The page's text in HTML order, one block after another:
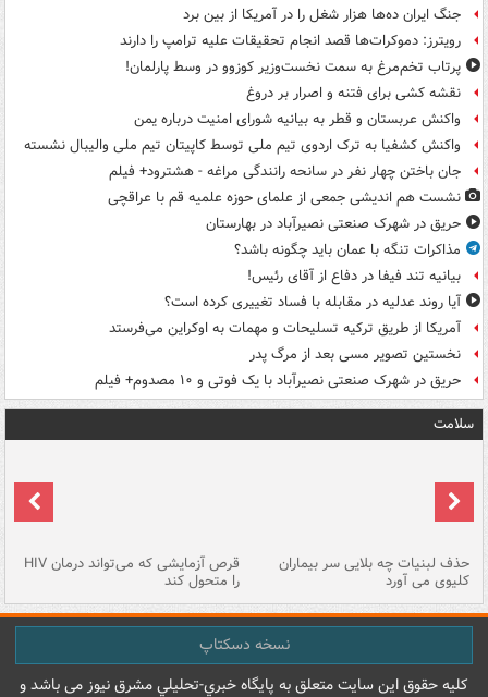
جنگ ایران ده‌ها هزار شغل را در آمریکا از بین برد
رویترز: دموکرات‌ها قصد انجام تحقیقات علیه ترامپ را دارند
پرتاب تخم‌مرغ به سمت نخست‌وزیر کوزوو در وسط پارلمان!
نقشه کشی برای فتنه و اصرار بر دروغ
واکنش عربستان و قطر به بیانیه شورای امنیت درباره یمن
واکنش کشفیا به ترک اردوی تیم ملی توسط کاپیتان تیم ملی والیبال نشسته
جان باختن چهار نفر در سانحه رانندگی مراغه - هشترود+ فیلم
نشست هم اندیشی جمعی از علمای حوزه علمیه قم با عراقچی
حریق در شهرک صنعتی نصیرآباد در بهارستان
مذاکرات تنگه با عمان باید چگونه باشد؟
بیانیه تند فیفا در دفاع از آقای رئیس!
آیا روند عدلیه در مقابله با فساد تغییری کرده است؟
آمریکا از طریق ترکیه تسلیحات و مهمات به اوکراین می‌فرستد
نخستین تصویر مسی بعد از مرگ پدر
حریق در شهرک صنعتی نصیرآباد با یک فوتی و ۱۰ مصدوم+ فیلم
سلامت
حذف لبنیات چه بلایی سر بیماران
کلیوی می آورد
قرص آزمایشی که می‌تواند درمان HIV
را متحول کند
نسخه دسکتاپ
کليه حقوق اين سايت متعلق به پایگاه خبري-تحليلي مشرق نيوز می باشد و